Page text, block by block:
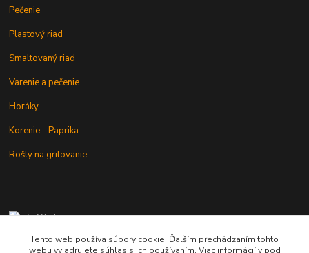
Pečenie
Plastový riad
Smaltovaný riad
Varenie a pečenie
Horáky
Korenie - Paprika
Rošty na grilovanie
+421 902 212 007
od 8:00 - do 16:00 hod
Tento web používa súbory cookie. Ďalším prechádzaním tohto
webu vyjadrujete súhlas s ich používaním. Viac informácií v pod